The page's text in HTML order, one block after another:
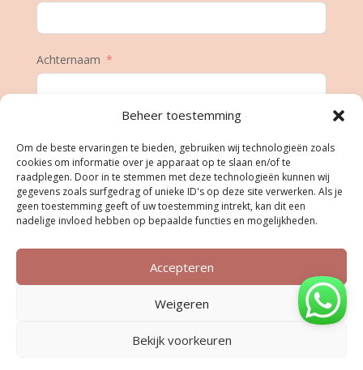
Beheer toestemming
Om de beste ervaringen te bieden, gebruiken wij technologieën zoals
cookies om informatie over je apparaat op te slaan en/of te
raadplegen. Door in te stemmen met deze technologieën kunnen wij
gegevens zoals surfgedrag of unieke ID's op deze site verwerken. Als je
geen toestemming geeft of uw toestemming intrekt, kan dit een
nadelige invloed hebben op bepaalde functies en mogelijkheden.
Accepteren
Weigeren
Bekijk voorkeuren
Achternaam
Geboortedatum
Inschrijven